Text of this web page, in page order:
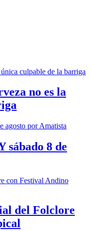
no es la
sábado 8 de
del Folclore